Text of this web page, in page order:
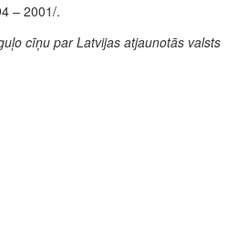
– 2001/.
cīņu par Latvijas atjaunotās valsts